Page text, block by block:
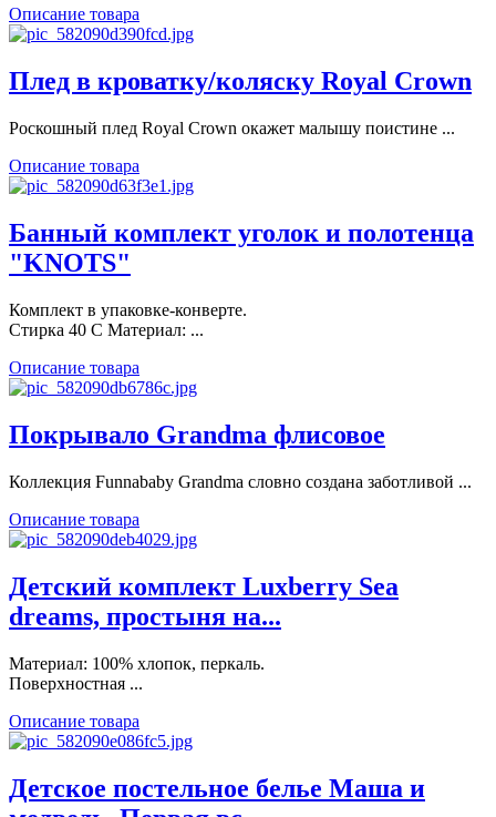
Описание товара
Плед в кроватку/коляску Royal Crown
Роскошный плед Royal Crown окажет малышу поистине ...
Описание товара
Банный комплект уголок и полотенца
"KNOTS"
Комплект в упаковке-конверте.
Стирка 40 С Материал: ...
Описание товара
Покрывало Grandma флисовое
Коллекция Funnababy Grandma словно создана заботливой ...
Описание товара
Детский комплект Luxberry Sea
dreams, простыня на...
Материал: 100% хлопок, перкаль.
Поверхностная ...
Описание товара
Детское постельное белье Маша и